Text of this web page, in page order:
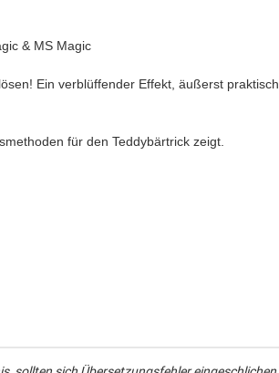
& MS Magic
Ein verblüffender Effekt, äußerst praktisch
für den Teddybärtrick zeigt.